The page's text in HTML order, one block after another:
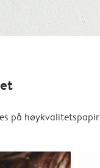
på høykvalitetspapir